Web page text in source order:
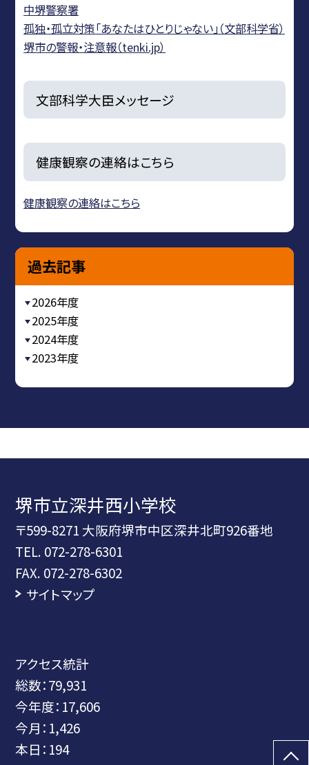
中堺警察署
孤独・孤立対策「あなたはひとりじゃない」（文部科学省）
堺市の警報・注意報（tenki.jp）
文部科学大臣メッセージ
健康観察の連絡はこちら
健康観察の連絡はこちら
過去記事
2026年度
2025年度
2024年度
2023年度
堺市立深井西小学校
〒599-8271 大阪府堺市中区深井北町926番地
TEL. 072-278-6301
FAX. 072-278-6302
サイトマップ
アクセス統計
総数：79,931
今年度： 17,606
今月： 1,426
本日： 194